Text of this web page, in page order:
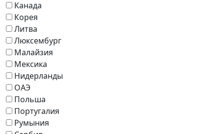
Канада
Корея
Литва
Люксембург
Малайзия
Мексика
Нидерланды
ОАЭ
Польша
Португалия
Румыния